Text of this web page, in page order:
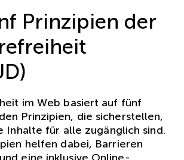
Prinzipien der
im Web basiert auf fünf
Prinzipien, die sicherstellen,
Inhalte für alle zugänglich sind.
helfen dabei, Barrieren